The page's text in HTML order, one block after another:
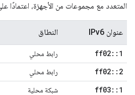
المتعدد مع مجموعات من الأجهزة، اعتمادًا
عنوان IPv6 النطاق
ff02:: 1 رابط محلي
ff02:: 2 رابط محلي
ff03:: 1 شبكة محلية